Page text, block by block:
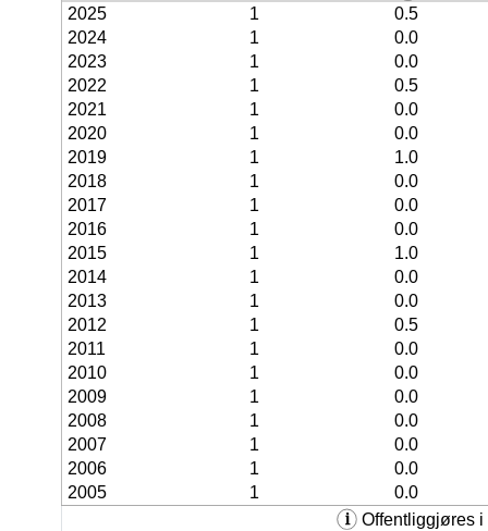
2025
1
0.5
2024
1
0.0
2023
1
0.0
2022
1
0.5
2021
1
0.0
2020
1
0.0
2019
1
1.0
2018
1
0.0
2017
1
0.0
2016
1
0.0
2015
1
1.0
2014
1
0.0
2013
1
0.0
2012
1
0.5
2011
1
0.0
2010
1
0.0
2009
1
0.0
2008
1
0.0
2007
1
0.0
2006
1
0.0
2005
1
0.0
Offentliggjøres i